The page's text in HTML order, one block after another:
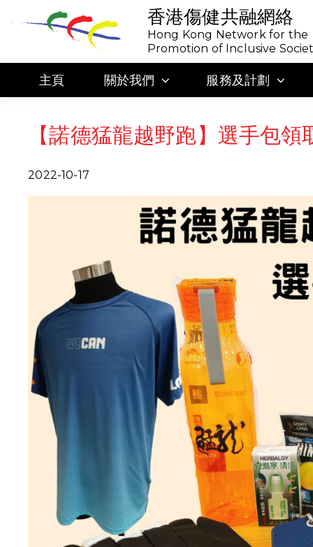
香港傷健共融網絡
Hong Kong Network for the
Promotion of Inclusive
主頁 關於我們 服務及計劃
【諾德猛龍越野跑】選手包
2022-10-17